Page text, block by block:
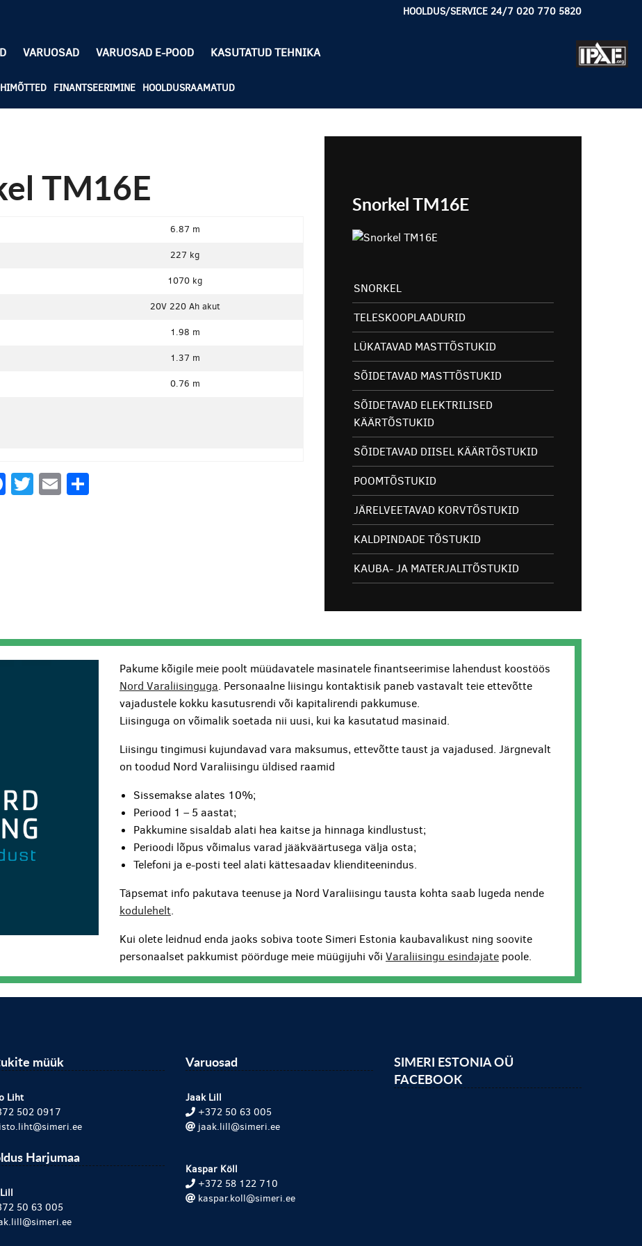
HOOLDUS/SERVICE 24/7 020 770 5820
VARUOSAD VARUOSAD E-POOD KASUTATUD TEHNIKA
FINANTSEERIMINE HOOLDUSRAAMATUD
TM16E
6.87 m
227 kg
1070 kg
20V 220 Ah akut
1.98 m
1.37 m
0.76 m
Facebook
Twitter
Email
Snorkel TM16E
SNORKEL
TELESKOOPLAADURID
LÜKATAVAD MASTTÕSTUKID
SÕIDETAVAD MASTTÕSTUKID
SÕIDETAVAD ELEKTRILISED
KÄÄRTÕSTUKID
SÕIDETAVAD DIISEL KÄÄRTÕSTUKID
POOMTÕSTUKID
JÄRELVEETAVAD KORVTÕSTUKID
KALDPINDADE TÕSTUKID
KAUBA- JA MATERJALITÕSTUKID
Pakume kõigile meie poolt müüdavatele masinatele finantseerimise lahendust koostöös
Nord Varaliisinguga. Personaalne liisingu kontaktisik paneb vastavalt teie ettevõtte
vajadustele kokku kasutusrendi või kapitalirendi pakkumuse.
Liisinguga on võimalik soetada nii uusi, kui ka kasutatud masinaid.
Liisingu tingimusi kujundavad vara maksumus, ettevõtte taust ja vajadused. Järgnevalt
on toodud Nord Varaliisingu üldised raamid
Sissemakse alates 10%;
Periood 1 – 5 aastat;
Pakkumine sisaldab alati hea kaitse ja hinnaga kindlustust;
Perioodi lõpus võimalus varad jääkväärtusega välja osta;
Telefoni ja e-posti teel alati kättesaadav klienditeenindus.
Täpsemat info pakutava teenuse ja Nord Varaliisingu tausta kohta saab lugeda nende
kodulehelt.
Kui olete leidnud enda jaoks sobiva toote Simeri Estonia kaubavalikust ning soovite
personaalset pakkumist pöörduge meie müügijuhi võiVaraliisingu esindajate poole.
müük
Liht
502 0917
Harjumaa
50 63 005
Varuosad
Jaak Lill
+372 50 63 005
jaak.lill@simeri.ee
Kaspar Köll
+372 58 122 710
kaspar.koll@simeri.ee
SIMERI ESTONIA OÜ
FACEBOOK